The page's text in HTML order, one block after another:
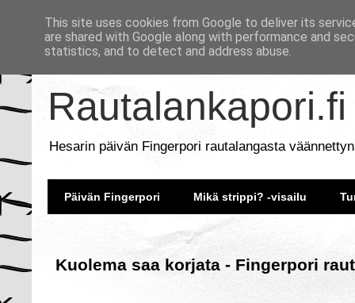
Rautalankapori.fi
Hesarin päivän Fingerpori rautalangasta
Päivän Fingerpori Mikä strippi? -visailu
Kuolema saa korjata - Fingerpori
This site uses cookies from Google to deliver its
are shared with Google along with performance and
statistics, and to detect and address abuse.